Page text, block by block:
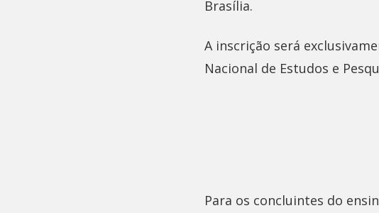
Brasília.
A inscrição será
Nacional de Estudos e
Para os concluintes do